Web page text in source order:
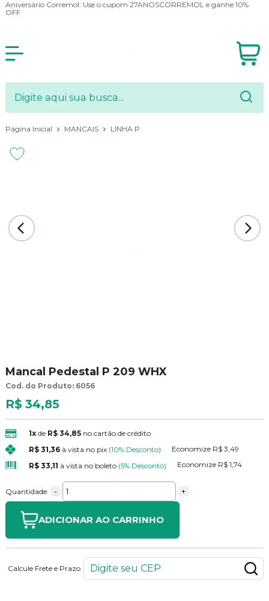
Aniversário Corremol: Use o cupom 27ANOSCORREMOL e ganhe 10%
OFF
Página Inicial MANCAIS LINHA P
Mancal Pedestal P 209 WHX
Cod. do Produto: 6056
R$ 34,85
1xde R$ 34,85 no cartão de crédito
R$ 31,36 à vista no pix (10% Desconto) Economize R$ 3,49
R$ 33,11 à vista no boleto (5% Desconto) Economize R$ 1,74
Quantidade: - +
ADICIONAR AO CARRINHO
Calcule Frete e Prazo